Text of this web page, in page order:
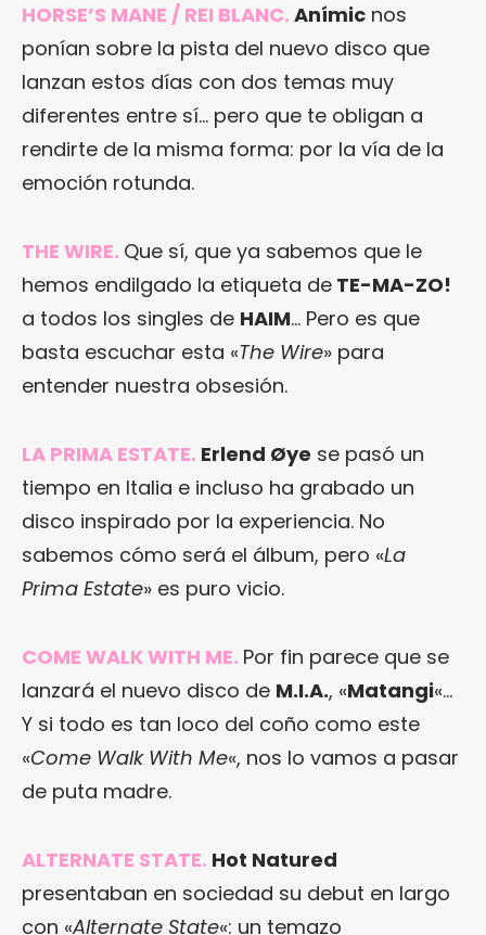
HORSE’S MANE / REI BLANC. Anímic nos
ponían sobre la pista del nuevo disco que
lanzan estos días con dos temas muy
diferentes entre sí… pero que te obligan a
rendirte de la misma forma: por la vía de la
emoción rotunda.
THE WIRE. Que sí, que ya sabemos que le
hemos endilgado la etiqueta de TE-MA-ZO!
a todos los singles de HAIM… Pero es que
basta escuchar esta «The Wire» para
entender nuestra obsesión.
LA PRIMA ESTATE. Erlend Øye se pasó un
tiempo en Italia e incluso ha grabado un
disco inspirado por la experiencia. No
sabemos cómo será el álbum, pero «La
Prima Estate» es puro vicio.
COME WALK WITH ME. Por fin parece que se
lanzará el nuevo disco de M.I.A., «Matangi«…
Y si todo es tan loco del coño como este
«Come Walk With Me«, nos lo vamos a pasar
de puta madre.
ALTERNATE STATE. Hot Natured
presentaban en sociedad su debut en largo
con «Alternate State«: un temazo